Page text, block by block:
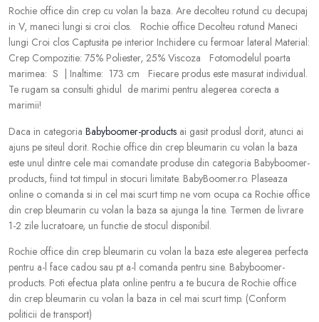
Rochie office din crep cu volan la baza. Are decolteu rotund cu decupaj
in V, maneci lungi si croi clos. Rochie office Decolteu rotund Maneci
lungi Croi clos Captusita pe interior Inchidere cu fermoar lateral Material:
Crep Compozitie: 75% Poliester, 25% Viscoza Fotomodelul poarta
marimea: S | Inaltime: 173 cm Fiecare produs este masurat individual.
Te rugam sa consulti ghidul de marimi pentru alegerea corecta a
marimii!
Daca in categoria Babyboomer-products ai gasit produsl dorit, atunci ai
ajuns pe siteul dorit. Rochie office din crep bleumarin cu volan la baza
este unul dintre cele mai comandate produse din categoria Babyboomer-
products, fiind tot timpul in stocuri limitate. BabyBoomer.ro. Plaseaza
online o comanda si in cel mai scurt timp ne vom ocupa ca Rochie office
din crep bleumarin cu volan la baza sa ajunga la tine. Termen de livrare
1-2 zile lucratoare, un functie de stocul disponibil.
Rochie office din crep bleumarin cu volan la baza este alegerea perfecta
pentru a-l face cadou sau pt a-l comanda pentru sine. Babyboomer-
products. Poti efectua plata online pentru a te bucura de Rochie office
din crep bleumarin cu volan la baza in cel mai scurt timp. (Conform
politicii de transport)